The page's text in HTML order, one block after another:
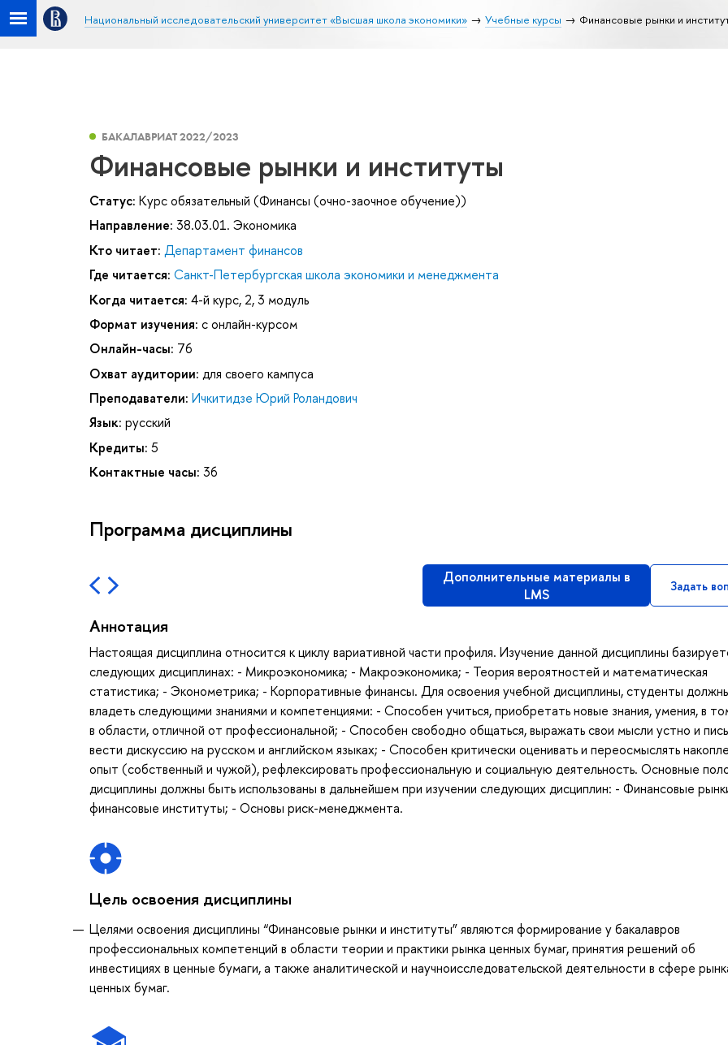
Национальный исследовательский университет «Высшая школа экономики» Учебные курсы Финансовые рынки и
БАКАЛАВРИАТ 2022/2023
Финансовые рынки и институты
Статус: Курс обязательный (Финансы (очно-заочное обучение))
Направление: 38.03.01. Экономика
Кто читает: Департамент финансов
Где читается: Санкт-Петербургская школа экономики и менеджмента
Когда читается: 4-й курс, 2, 3 модуль
Формат изучения: с онлайн-курсом
Онлайн-часы: 76
Охват аудитории: для своего кампуса
Преподаватели: Ичкитидзе Юрий Роландович
Язык: русский
Кредиты: 5
Контактные часы: 36
Программа дисциплины
Дополнительные материалы в
LMS
Задать
Аннотация
Настоящая дисциплина относится к циклу вариативной части профиля. Изучение данной дисциплины
следующих дисциплинах: - Микроэкономика; - Макроэкономика; - Теория вероятностей и математическая
статистика; - Эконометрика; - Корпоративные финансы. Для освоения учебной дисциплины, студенты
владеть следующими знаниями и компетенциями: - Способен учиться, приобретать новые знания, умения, в
в области, отличной от профессиональной; - Способен свободно общаться, выражать свои мысли устно и
вести дискуссию на русском и английском языках; - Способен критически оценивать и переосмыслять
опыт (собственный и чужой), рефлексировать профессиональную и социальную деятельность. Основные
дисциплины должны быть использованы в дальнейшем при изучении следующих дисциплин: - Финансовые
финансовые институты; - Основы риск-менеджмента.
Цель освоения дисциплины
Целями освоения дисциплины “Финансовые рынки и институты” являются формирование у бакалавров
профессиональных компетенций в области теории и практики рынка ценных бумаг, принятия решений об
инвестициях в ценные бумаги, а также аналитической и научноисследовательской деятельности в сфере
ценных бумаг.